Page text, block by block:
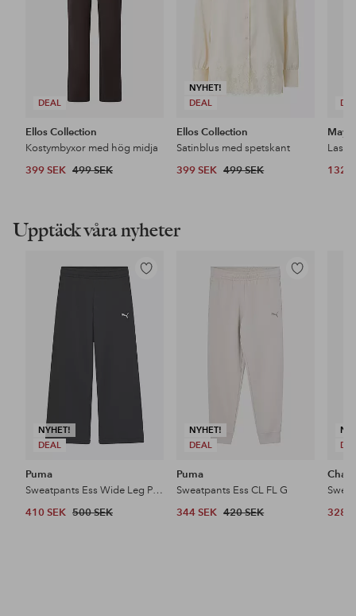
DEAL
Ellos Collection
Kostymbyxor med hög midja
399 SEK 499 SEK
NYHET!
DEAL
Ellos Collection
Satinblus med spetskant
399 SEK 499 SEK 132
Upptäck våra nyheter
NYHET!
DEAL
Lägg
Puma
Sweatpants Ess Wide Leg Pants TR G
410 SEK 500 SEK
NYHET!
DEAL
Lägg
Puma
Sweatpants Ess CL FL G
344 SEK 420 SEK
328